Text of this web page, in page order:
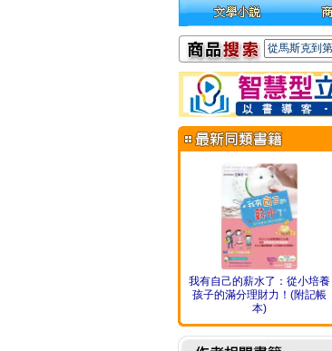
我有自己的薪水了：從小培養
孩子的滿分理財力！(附記帳
本)